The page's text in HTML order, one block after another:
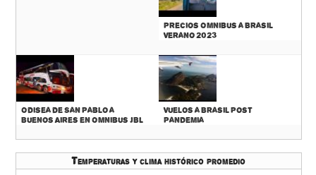
Precios Omnibus a Brasil
Verano 2023
Odisea de San Pablo a
Buenos Aires en Omnibus JBL
Vuelos a Brasil Post
Pandemia
Temperaturas y clima histórico promedio